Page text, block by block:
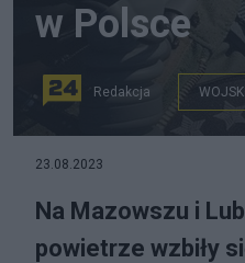
w Polsce
Redakcja
23.08.2023
Na Mazowszu i
powietrze wzbiły